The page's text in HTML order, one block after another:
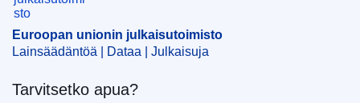
CELEX : 32007B0575
Euroopan unionin julkaisutoimisto
Lainsäädäntöä | Dataa | Julkaisuja
Tarvitsetko apua?